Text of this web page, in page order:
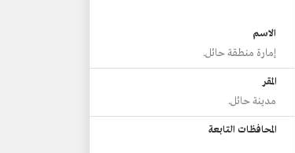
الاسم
إمارة منطقة حائل.
المقر
مدينة حائل.
المحافظات التابعة